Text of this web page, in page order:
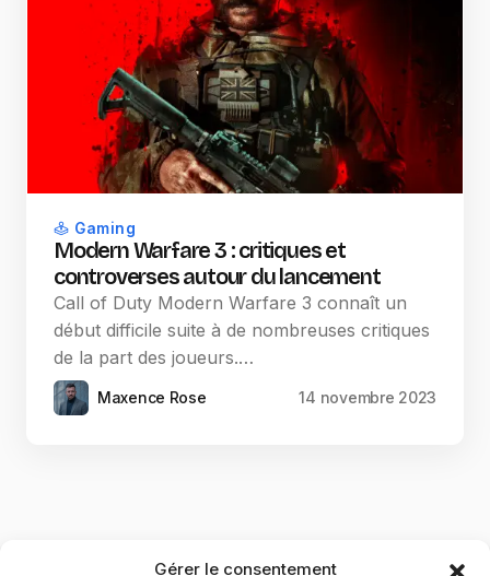
Gérer le consentement
Gaming
Modern Warfare 3 : critiques et
controverses autour du lancement
Call of Duty Modern Warfare 3 connaît un
début difficile suite à de nombreuses critiques
de la part des joueurs.…
Maxence Rose 14 novembre 2023